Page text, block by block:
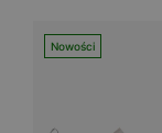
Nowości